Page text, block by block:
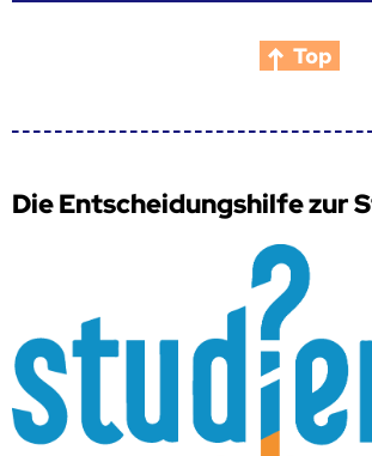
Top
Die Entscheidungshilfe zur